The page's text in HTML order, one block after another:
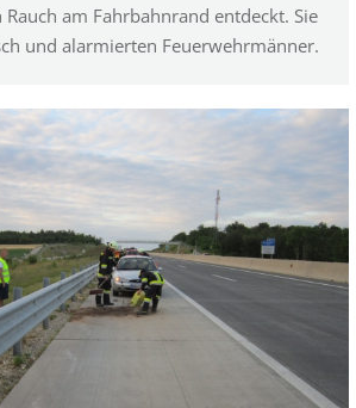
Rauch am Fahrbahnrand entdeckt. Sie
und alarmierten Feuerwehrmänner.